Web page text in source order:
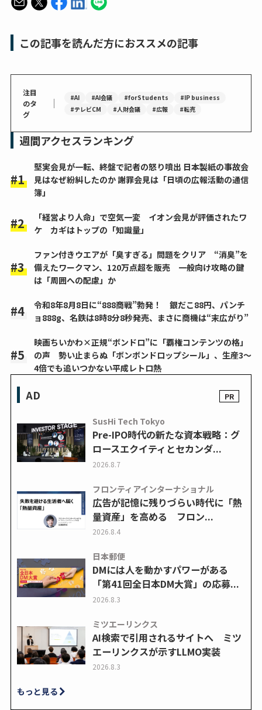
この記事を読んだ方におススメの記事
注目
のタ
グ
｜ #AI #AI会議 #forStudents
#IP business
#テレビCM
#人財会議 #広報 #転売
週間アクセスランキング
堅実会見が一転、終盤で記者の怒り噴出 日本製紙の事故会
見はなぜ紛糾したのか 謝罪会見は「日頃の広報活動の通信
簿」
「経営より人命」で空気一変 イオン会見が評価されたワ
ケ カギはトップの「知識量」
ファン付きウエアが「臭すぎる」問題をクリア “消臭”を
備えたワークマン、120万点超を販売 一般向け攻略の鍵
は「周囲への配慮」か
令和8年8月8日に“888商戦”勃発！ 銀だこ88円、パンチ
ョ888g、名鉄は8時8分8秒発売、まさに商機は“末広がり”
映画ちいかわ×正規“ボンドロ”に「覇権コンテンツの格」
の声 勢い止まらぬ「ボンボンドロップシール」、生産3～
4倍でも追いつかない平成レトロ熱
AD
SusHi Tech Tokyo
Pre-IPO時代の新たな資本戦略：グ
ロースエクイティとセカンダ...
2026.8.7
フロンティアインターナショナル
広告が記憶に残りづらい時代に「熱
量資産」を高める フロン...
2026.8.4
日本郵便
DMには人を動かすパワーがある
「第41回全日本DM大賞」の応募...
2026.8.3
ミツエーリンクス
AI検索で引用されるサイトへ ミツ
エーリンクスが示すLLMO実装
2026.8.3
もっと見る